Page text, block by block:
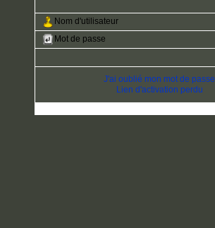
Nom d'utilisateur
Mot de passe
J'ai oublié mon mot de passe
Lien d'activation perdu